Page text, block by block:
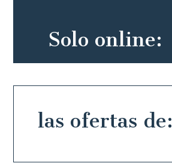
las ofertas de:
Solo online: